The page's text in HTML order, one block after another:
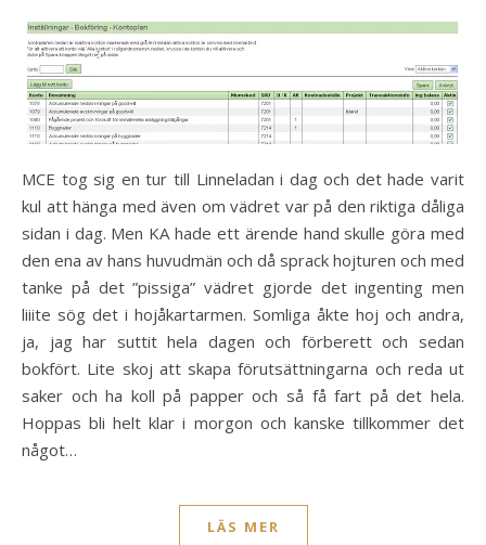
MCE tog sig en tur till Linneladan i dag och det hade varit
kul att hänga med även om vädret var på den riktiga dåliga
sidan i dag. Men KA hade ett ärende hand skulle göra med
den ena av hans huvudmän och då sprack hojturen och med
tanke på det ”pissiga” vädret gjorde det ingenting men
liiite sög det i hojåkartarmen. Somliga åkte hoj och andra,
ja, jag har suttit hela dagen och förberett och sedan
bokfört. Lite skoj att skapa förutsättningarna och reda ut
saker och ha koll på papper och så få fart på det hela.
Hoppas bli helt klar i morgon och kanske tillkommer det
något…
LÄS MER